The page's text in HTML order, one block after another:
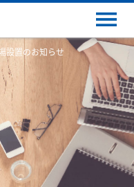
設置のお知らせ